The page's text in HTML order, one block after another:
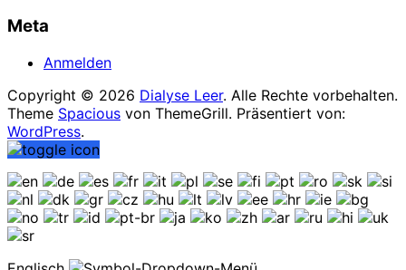
Meta
Anmelden
Copyright © 2026 Dialyse Leer. Alle Rechte vorbehalten.
Theme Spacious von ThemeGrill. Präsentiert von:
WordPress.